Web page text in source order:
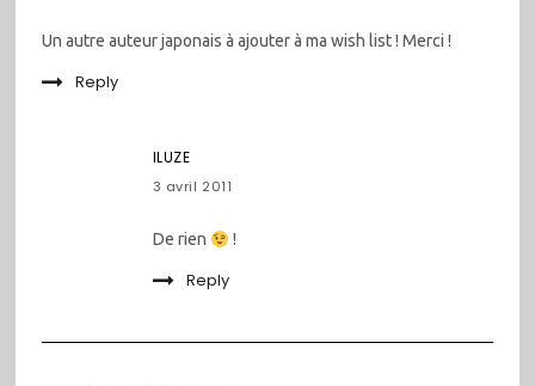
Un autre auteur japonais à ajouter à ma wish list ! Merci !
Reply
ILUZE
3 avril 2011
De rien !
Reply